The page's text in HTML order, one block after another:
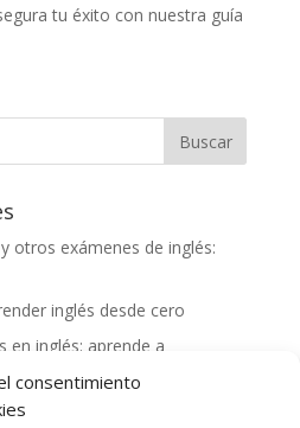
consentimiento
tu éxito con nuestra guía
otros exámenes de inglés:
inglés desde cero
en inglés: aprende a
en inglés: consejos y